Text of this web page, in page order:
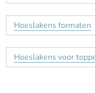
Hoeslakens formaten
Hoeslakens voor